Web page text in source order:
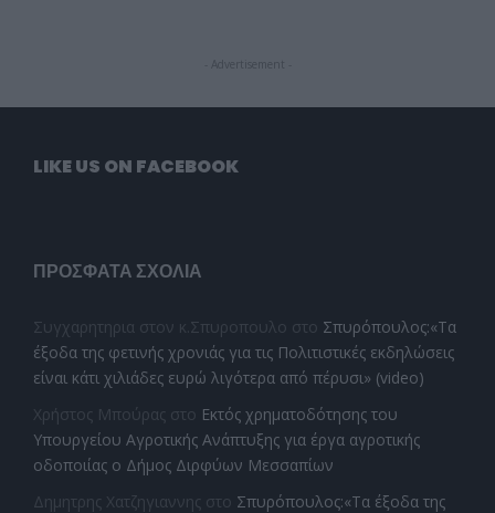
- Advertisement -
LIKE US ON FACEBOOK
ΠΡΌΣΦΑΤΑ ΣΧΌΛΙΑ
Συγχαρητηρια στον κ.Σπυροπουλο στο Σπυρόπουλος:«Τα
έξοδα της φετινής χρονιάς για τις Πολιτιστικές εκδηλώσεις
είναι κάτι χιλιάδες ευρώ λιγότερα από πέρυσι» (video)
Χρήστος Μπούρας στο Εκτός χρηματοδότησης του
Υπουργείου Αγροτικής Ανάπτυξης για έργα αγροτικής
οδοποιίας ο Δήμος Διρφύων Μεσσαπίων
Δημητρης Χατζηγιαννης στο Σπυρόπουλος:«Τα έξοδα της